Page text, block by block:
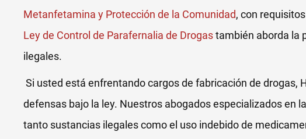
Metanfetamina y Protección de la Comunidad, con
Ley de Control de Parafernalia de Drogastambién aborda la
ilegales.
Si usted está enfrentando cargos de fabricación de drogas,
defensas bajo la ley. Nuestros abogados especializados en
tanto sustancias ilegales como el uso indebido de